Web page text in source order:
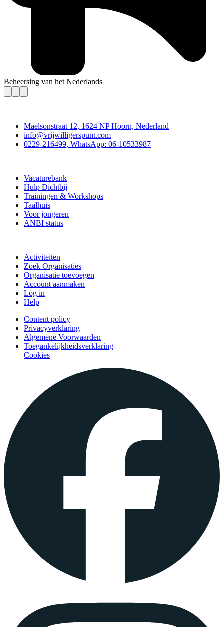
Beheersing van het Nederlands
Maelsonstraat 12, 1624 NP Hoorn, Nederland
info@vrijwilligerspunt.com
0229-216499, WhatsApp: 06-10533987
Vacaturebank
Hulp Dichtbij
Trainingen & Workshops
Taalhuis
Voor jongeren
ANBI status
Activiteiten
Zoek Organisaties
Organisatie toevoegen
Account aanmaken
Log in
Help
Content policy
Privacyverklaring
Algemene Voorwaarden
Toegankelijkheidsverklaring
Cookies